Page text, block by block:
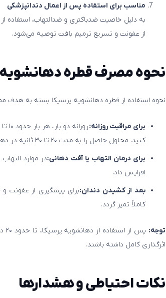
مناسب برای استفاده پس از اعمال دندانپزشکی
به دلیل خاصیت ضدباکتری و ضدالتهاب، استفاده
از عفونت و تسریع ترمیم بافت توصیه می‌شود.
نحوه مصرف قطره دهانشویه
نحوه استفاده از قطره دهانشویه پرسیکا بسته به
برای مراقبت روزانه:
کنید. محلول حاصل را به مدت ۲۰ تا ۳۰ ثانیه در دهان بچرخانید و سپس خارج نمایید.
برای درمان التهاب یا آفت دهانی:
افزایش داد.
بعد از کشیدن دندان:
کاملاً تمیز گردد.
توجه:
پس
اثرگذاری کامل داشته باشند.
نکات احتیاطی و هشدارها